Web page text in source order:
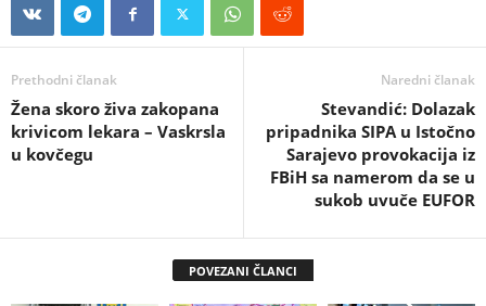
Prethodni članak
Žena skoro živa zakopana
krivicom lekara – Vaskrsla
u kovčegu
Naredni članak
Stevandić: Dolazak
pripadnika SIPA u Istočno
Sarajevo provokacija iz
FBiH sa namerom da se u
sukob uvuče EUFOR
POVEZANI ČLANCI